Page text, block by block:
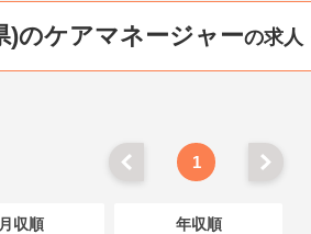
)のケアマネージャーの求人
1
月収順 年収順